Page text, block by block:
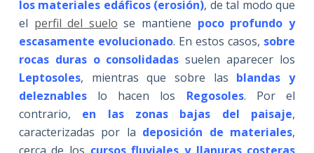
los materiales edáficos (erosión), de tal modo que
el perfil del suelo se mantiene poco profundo y
escasamente evolucionado. En estos casos, sobre
rocas duras o consolidadas suelen aparecer los
Leptosoles, mientras que sobre las blandas y
deleznableslo hacen los Regosoles. Por el
contrario,
en las zonas bajas del paisaje,
caracterizadas por la deposición de materiales,